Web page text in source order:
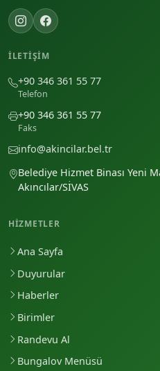
İLETIŞIM
+90 346 361 55 77
Telefon
+90 346 361 55 77
Faks
info@akincilar.bel.tr
Belediye Hizmet Binası Yeni
Akıncılar/SİVAS
HIZMETLER
Ana Sayfa
Duyurular
Haberler
Birimler
Randevu Al
Bungalov Menüsü